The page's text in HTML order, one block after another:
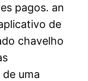
pagos. an
de
chavelho
uma